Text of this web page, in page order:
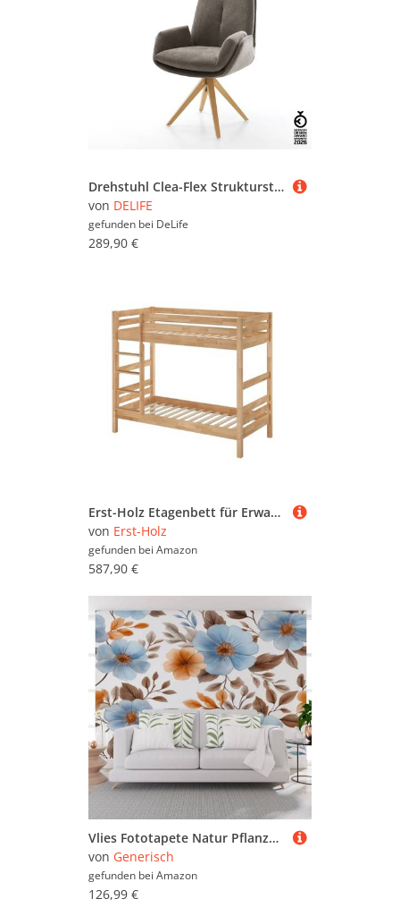
Schauen Sie sich in Ruhe um und vergleichen Sie.
Um gezielter zu suchen, können Sie die
Naturmatratzen mit Hilfe der Filter weiter
einschränken und so gezielt nach bestimmten
Marken, Preiskategorien oder reduzierten
Angeboten suchen. Sollten Sie nicht fündig
werden, können Sie sich auch im
Gesamtsortiment sämtlicher
Matratzen &
umsehen. Viel Spaß beim Stöbern
Drehstuhl Clea-Flex Strukturstoff Soft Taupe Holzgestell kantig Natur 360° drehbar
von DELIFE
gefunden bei DeLife
289,90 €
Erst-Holz Etagenbett für Erwachsene Stockbett Buche Natur massiv 90x200 Hochbett mit 2 Rollroste 60.17-09
von Erst-Holz
gefunden bei Amazon
587,90 €
Vlies Fototapete Natur Pflanzen Hibiskus 400x280cm (B x H) - Fototapeten - Tapeten - für Wohnzimmer Schlafzimmer - Vliestapete Wandtapete Tapete 3D Effekt Wand Dekoration - Vintage Blumen
von Generisch
gefunden bei Amazon
126,99 €